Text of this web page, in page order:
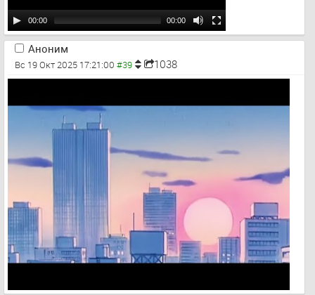
00:00 00:00
Аноним
Вс 19 Окт 2025 17:21:00 1038